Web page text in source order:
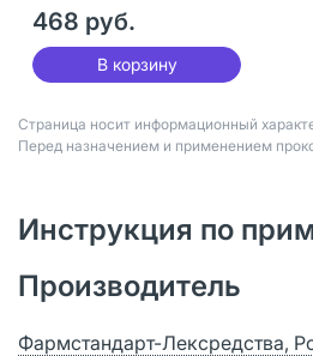
468 руб.
В корзину
Страница носит информационный
Перед назначением и применением
Инструкция по
Производитель
Фармстандарт-Лексредства,